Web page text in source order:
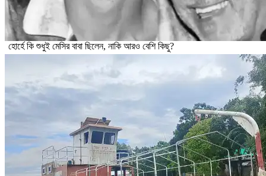
হোর্হে কি শুধুই মেসির বাবা ছিলেন, নাকি আরও বেশি কিছু?